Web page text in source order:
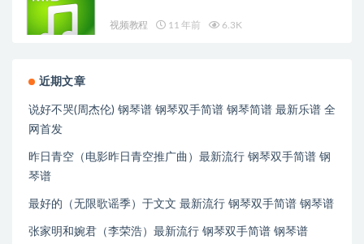
视频教程 11 年前 6.3K
近期文章
说好不哭(周杰伦) 钢琴谱 钢琴双手简谱 钢琴简谱 最新乐谱 全
网首发
昨日青空（电影昨日青空推广曲）最新流行 钢琴双手简谱 钢
琴谱
最好的（无限歌谣季）于文文 最新流行 钢琴双手简谱 钢琴谱
张家明和婉君（李荣浩）最新流行 钢琴双手简谱 钢琴谱